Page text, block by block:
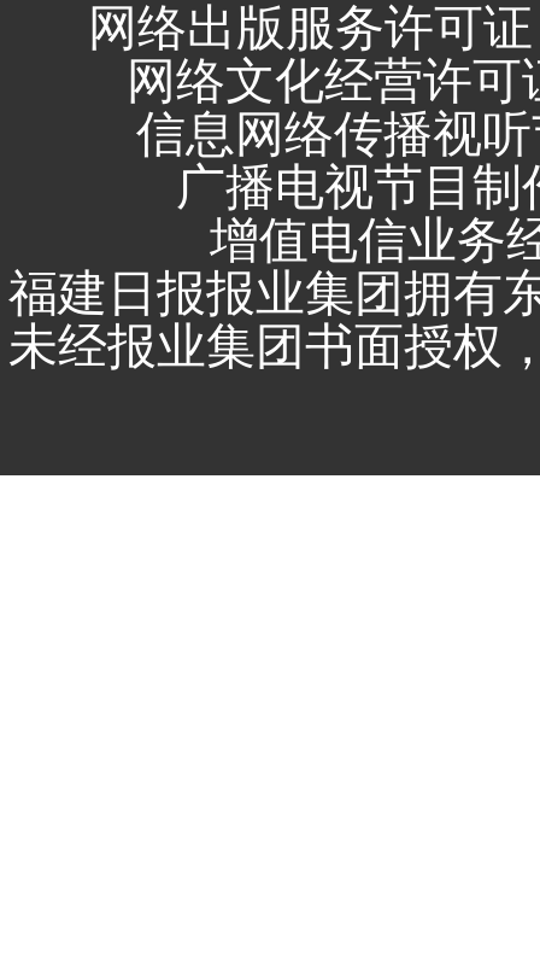
网络出版服务许可
网络文化经营许可
信息网络传播视
广播电视节目
增值电信业务
福建日报报业集团拥有
未经报业集团书面授权